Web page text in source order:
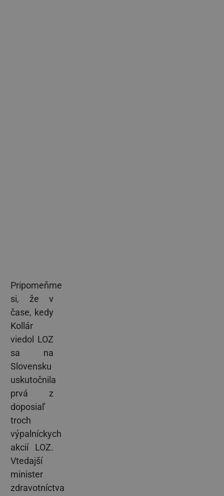
Pripomeňme
si, že v
čase, kedy
Kollár
viedol LOZ
sa na
Slovensku
uskutočnila
prvá z
doposiaľ
troch
výpalníckych
akcií LOZ.
Vtedajší
minister
zdravotníctva